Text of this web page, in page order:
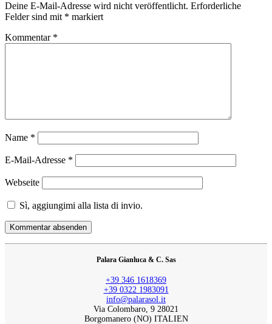
Deine E-Mail-Adresse wird nicht veröffentlicht. Erforderliche
Felder sind mit * markiert
Kommentar *
Name *
E-Mail-Adresse *
Webseite
Sì, aggiungimi alla lista di invio.
Palara Gianluca & C. Sas
+39 346 1618369
+39 0322 1983091
info@palarasol.it
Via Colombaro, 9 28021
Borgomanero (NO) ITALIEN